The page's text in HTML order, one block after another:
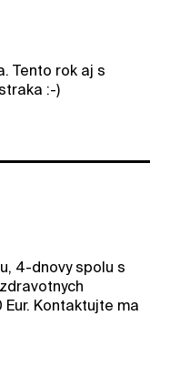
Tento rok aj s
:-)
4-dnovy spolu s
Kontaktujte ma